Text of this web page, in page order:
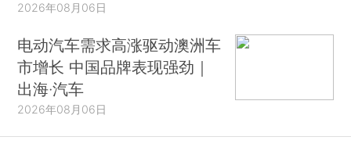
2026年08月06日
电动汽车需求高涨驱动澳洲车
市增长 中国品牌表现强劲｜
出海·汽车
2026年08月06日